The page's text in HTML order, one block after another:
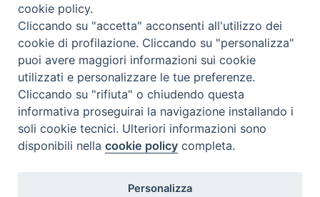
Contatti & Info
C.ne Aurelia, 50 – 00165 Roma
Contatti
Scrivi a: cnvf@chiesacattolica.it
cookie policy.
Cliccando su "accetta" acconsenti all'utilizzo dei
cookie di profilazione. Cliccando su "personalizza"
puoi avere maggiori informazioni sui cookie
utilizzati e personalizzare le tue preferenze.
Cliccando su "rifiuta" o chiudendo questa
informativa proseguirai la navigazione installando i
soli cookie tecnici. Ulteriori informazioni sono
disponibili nellacookie policy completa.
Personalizza